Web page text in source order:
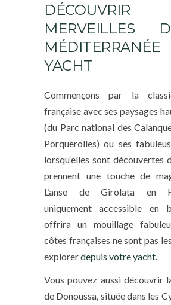
MERVEILLES
YACHT
Commençons par la
française avec ses paysages
(du Parc national des
Porquerolles) ou ses
lorsqu’elles sont découvertes
prennent une touche de
L’anse de Girolata en
uniquement accessible en
offrira un mouillage
côtes françaises ne sont pas
explorerdepuis votre yacht
Vous pouvez aussi découvrir
de Donoussa, située dans les